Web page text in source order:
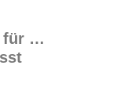
für …